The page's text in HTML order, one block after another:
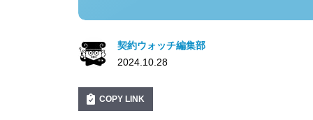
契約ウォッチ編集部
2024.10.28
COPY LINK